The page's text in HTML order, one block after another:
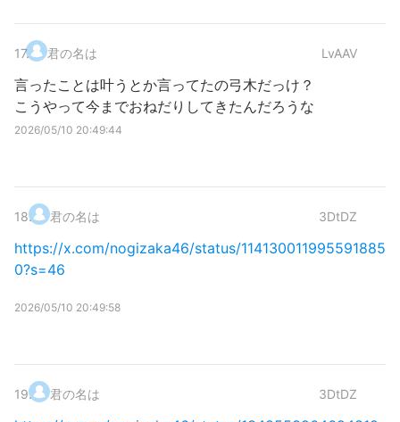
17. 君の名は LvAAV
言ったことは叶うとか言ってたの弓木だっけ？
こうやって今までおねだりしてきたんだろうな
2026/05/10 20:49:44
18. 君の名は 3DtDZ
https://x.com/nogizaka46/status/114130011995591885
0?s=46
2026/05/10 20:49:58
19. 君の名は 3DtDZ